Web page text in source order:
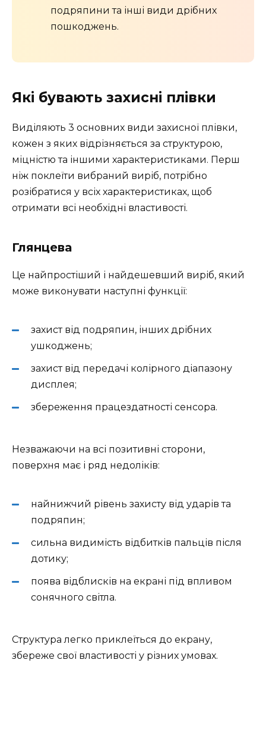
подряпини та інші види дрібних
пошкоджень.
Які бувають захисні плівки
Виділяють 3 основних види захисної плівки,
кожен з яких відрізняється за структурою,
міцністю та іншими характеристиками. Перш
ніж поклеїти вибраний виріб, потрібно
розібратися у всіх характеристиках, щоб
отримати всі необхідні властивості.
Глянцева
Це найпростіший і найдешевший виріб, який
може виконувати наступні функції:
захист від подряпин, інших дрібних
ушкоджень;
захист від передачі колірного діапазону
дисплея;
збереження працездатності сенсора.
Незважаючи на всі позитивні сторони,
поверхня має і ряд недоліків:
найнижчий рівень захисту від ударів та
подряпин;
сильна видимість відбитків пальців після
дотику;
поява відблисків на екрані під впливом
сонячного світла.
Структура легко приклеїться до екрану,
збереже свої властивості у різних умовах.